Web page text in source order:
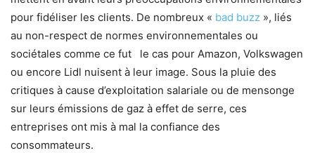
pour fidéliser les clients. De nombreux « bad buzz », liés
au non-respect de normes environnementales ou
sociétales comme ce fut le cas pour Amazon, Volkswagen
ou encore Lidl nuisent à leur image. Sous la pluie des
critiques à cause d’exploitation salariale ou de mensonge
sur leurs émissions de gaz à effet de serre, ces
entreprises ont mis à mal la confiance des
consommateurs.